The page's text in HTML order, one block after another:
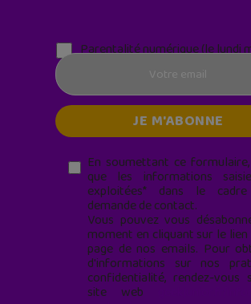
Parentalité numérique (le lundi
En soumettant ce formulaire,
que les informations
exploitées* dans le
demande de contact.
Vous pouvez vous
moment en cliquant sur le lien
page de nos emails. Pour
d'informations sur nos
confidentialité, rendez-vous
site web